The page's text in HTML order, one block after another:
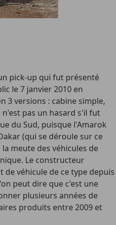
pick-up qui fut présenté
le 7 janvier 2010 en
3 versions : cabine simple,
n'est pas un hasard s'il fut
du Sud, puisque l'Amarok
(qui se déroule sur ce
meute des véhicules de
Le constructeur
véhicule de ce type depuis
peut dire que c'est une
plusieurs années de
produits entre 2009 et